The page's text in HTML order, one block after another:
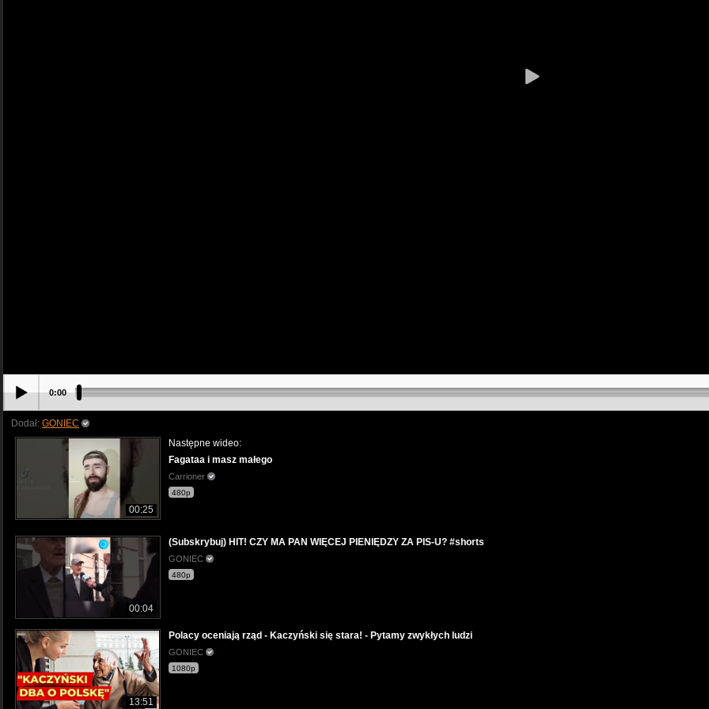
0:00
Dodał: GONIEC
00:25
Następne wideo:
Fagataa i masz małego
Carrioner
480p
00:04
(Subskrybuj) HIT! CZY MA PAN WIĘCEJ PIENIĘDZY ZA PIS-U? #shorts
GONIEC
480p
13:51
Polacy oceniają rząd - Kaczyński się stara! - Pytamy zwykłych ludzi
GONIEC
1080p